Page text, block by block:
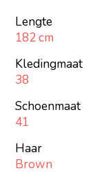
Lengte
182 cm
Kledingmaat
38
Schoenmaat
41
Haar
Brown